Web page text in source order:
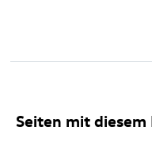
Seiten mit diesem